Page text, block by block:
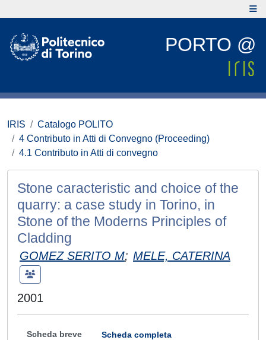
PORTO @
IRIS
Catalogo POLITO
4 Contributo in Atti di Convegno (Proceeding)
4.1 Contributo in Atti di convegno
Stone caracteristic and choice of the
quarry: a case study in Torino, in
Stone of the Moderns Principles of
Cladding
GOMEZ SERITO M; MELE, CATERINA
2001
Scheda breve Scheda completa